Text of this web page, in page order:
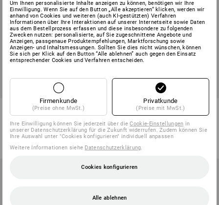
Short e.s.vision, Herren
7 Farben
ab 49,86 €
(m. MwSt.) ab 20 Stück
Bundhose e.s.vision multinorm
2 Farben
ab 104,60 €
(m. MwSt.) ab 10 Stück
Um Ihnen personalisierte Inhalte anzeigen zu können, benötigen wir Ihre
Einwilligung. Wenn Sie auf den Button „Alle akzeptieren“ klicken, werden wir
anhand von Cookies und weiteren (auch KI-gestützten) Verfahren
Informationen über Ihre Interaktionen auf unserer Internetseite sowie Daten
aus dem Bestellprozess erfassen und diese insbesondere zu folgenden
Zwecken nutzen: personalisierte, auf Sie zugeschnittene Angebote und
Anzeigen, passgenaue Produktempfehlungen, Marktforschung sowie
Anzeigen- und Inhaltsmessungen. Sollten Sie dies nicht wünschen, können
Sie sich per Klick auf den Button “Alle ablehnen” auch gegen den Einsatz
entsprechender Cookies und Verfahren entscheiden.
Firmenkunde
(Preise ohne MwSt.)
Privatkunde
(Preise mit MwSt.)
Ihre Einwilligung können Sie jederzeit über dieCookie-Einstellungen in
unserer Datenschutzerklärung für die Zukunft widerrufen. Zudem können Sie
Ihre Auswahl unter "Cookies konfigurieren" individuell anpassen
Weitere Informationen siehe Datenschutzerklärung.
Cookies konfigurieren
Alle ablehnen